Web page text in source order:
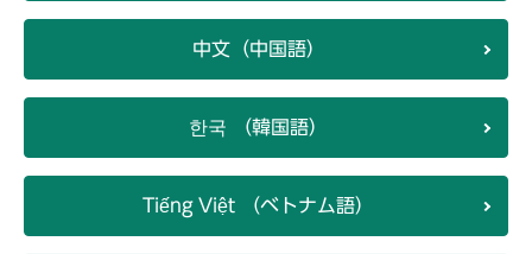
中文（中国語）
한국 （韓国語）
Tiếng Việt （ベトナム語）